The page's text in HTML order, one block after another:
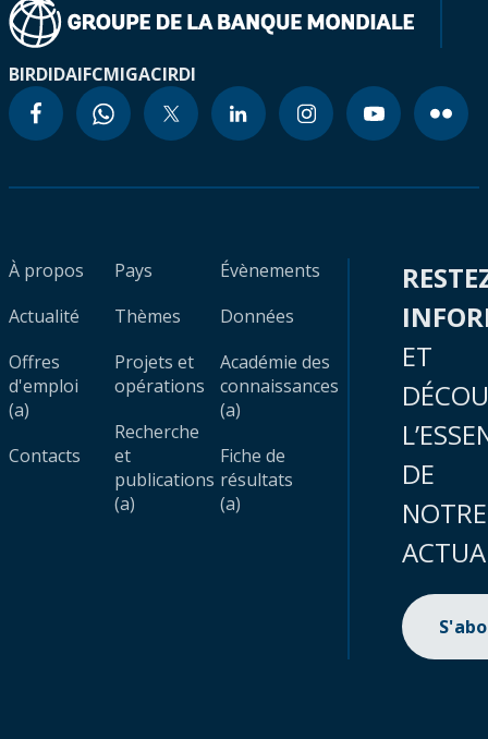
BIRDIDAIFCMIGACIRDI
À propos
Actualité
Offres
d'emploi
(a)
Contacts
Pays
Thèmes
Projets et
opérations
Recherche
et
publications
(a)
Évènements
Données
Académie des
connaissances
(a)
Fiche de
résultats
(a)
ET
DE
NOTRE